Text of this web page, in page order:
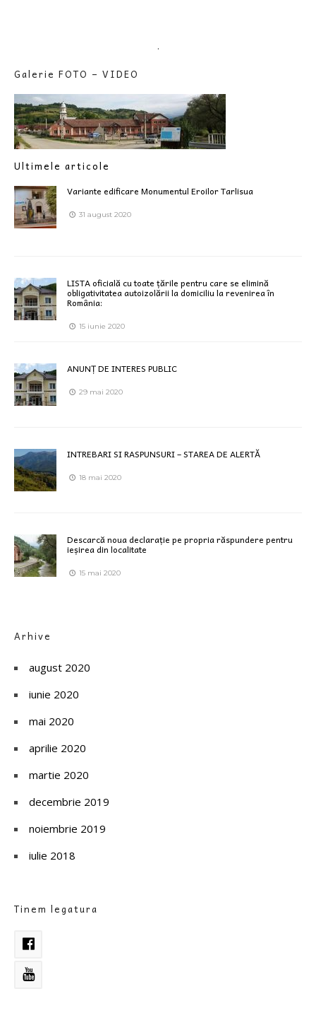
.
Galerie FOTO – VIDEO
Ultimele articole
Variante edificare Monumentul Eroilor Tarlisua
31 august 2020
LISTA oficială cu toate țările pentru care se elimină
obligativitatea autoizolării la domiciliu la revenirea în
România:
15 iunie 2020
ANUNȚ DE INTERES PUBLIC
29 mai 2020
INTREBARI SI RASPUNSURI – STAREA DE ALERTĂ
18 mai 2020
Descarcă noua declarație pe propria răspundere pentru
ieșirea din localitate
15 mai 2020
Arhive
august 2020
iunie 2020
mai 2020
aprilie 2020
martie 2020
decembrie 2019
noiembrie 2019
iulie 2018
Tinem legatura